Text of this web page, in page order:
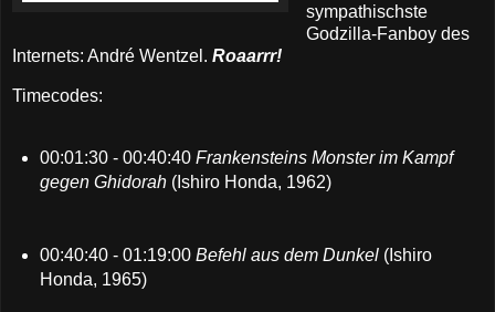
sympathischste
Godzilla-Fanboy des
Internets: André Wentzel. Roaarrr!
Timecodes:
00:01:30 - 00:40:40 Frankensteins Monster im Kampf
gegen Ghidorah(Ishiro Honda, 1962)
00:40:40 - 01:19:00 Befehl aus dem Dunkel(Ishiro
Honda, 1965)